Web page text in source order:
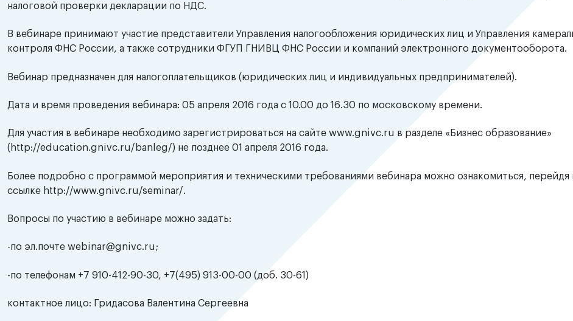
налоговой проверки декларации по НДС.
В вебинаре принимают участие представители Управления налогообложения юридических лиц и Управления
контроля ФНС России, а также сотрудники ФГУП ГНИВЦ ФНС России и компаний электронного документооборота.
Вебинар предназначен для налогоплательщиков (юридических лиц и индивидуальных предпринимателей).
Дата и время проведения вебинара: 05 апреля 2016 года с 10.00 до 16.30 по московскому времени.
Для участия в вебинаре необходимо зарегистрироваться на сайте www.gnivc.ru в разделе «Бизнес образование»
(http://education.gnivc.ru/banleg/) не позднее 01 апреля 2016 года.
Более подробно с программой мероприятия и техническими требованиями вебинара можно ознакомиться, перейдя
ссылке http://www.gnivc.ru/seminar/.
Вопросы по участию в вебинаре можно задать:
-по эл.почте webinar@gnivc.ru;
-по телефонам +7 910-412-90-30, +7(495) 913-00-00 (доб. 30-61)
контактное лицо: Гридасова Валентина Сергеевна